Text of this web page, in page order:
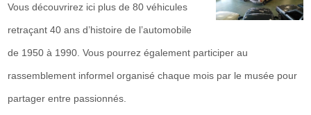
Vous découvrirez ici plus de 80 véhicules
retraçant 40 ans d’histoire de l’automobile
de 1950 à 1990. Vous pourrez également participer au
rassemblement informel organisé chaque mois par le musée pour
partager entre passionnés.